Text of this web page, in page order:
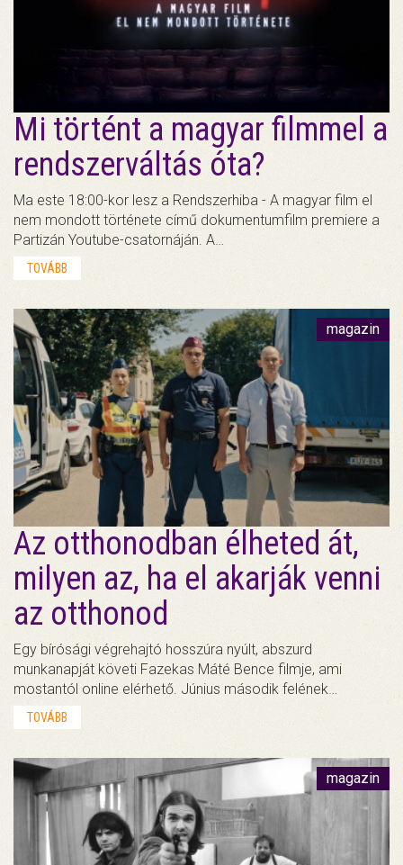
Mi történt a magyar filmmel a
rendszerváltás óta?
Ma este 18:00-kor lesz a Rendszerhiba - A magyar film el
nem mondott története című dokumentumfilm premiere a
Partizán Youtube-csatornáján. A…
TOVÁBB
magazin
Az otthonodban élheted át,
milyen az, ha el akarják venni
az otthonod
Egy bírósági végrehajtó hosszúra nyúlt, abszurd
munkanapját követi Fazekas Máté Bence filmje, ami
mostantól online elérhető. Június második felének…
TOVÁBB
magazin